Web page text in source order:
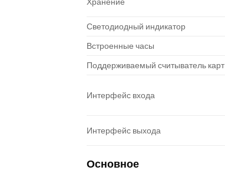
Светодиодный индикатор
Встроенные часы
Поддерживаемый считыватель карт
Интерфейс входа
Интерфейс выхода
Основное